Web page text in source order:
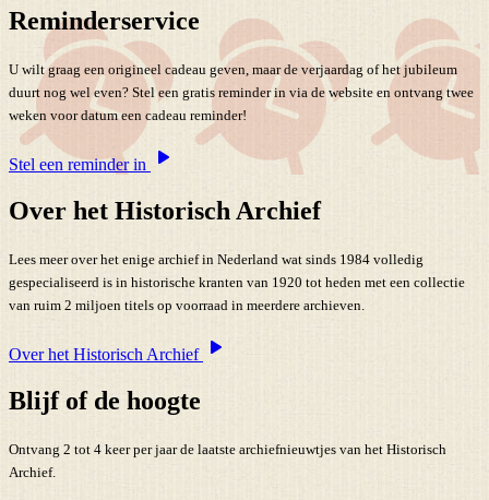
Reminderservice
U wilt graag een origineel cadeau geven, maar de verjaardag of het jubileum
duurt nog wel even? Stel een gratis reminder in via de website en ontvang twee
weken voor datum een cadeau reminder!
Stel een reminder in
Over het Historisch Archief
Lees meer over het enige archief in Nederland wat sinds 1984 volledig
gespecialiseerd is in historische kranten van 1920 tot heden met een collectie
van ruim 2 miljoen titels op voorraad in meerdere archieven.
Over het Historisch Archief
Blijf of de hoogte
Ontvang 2 tot 4 keer per jaar de laatste archiefnieuwtjes van het Historisch
Archief.